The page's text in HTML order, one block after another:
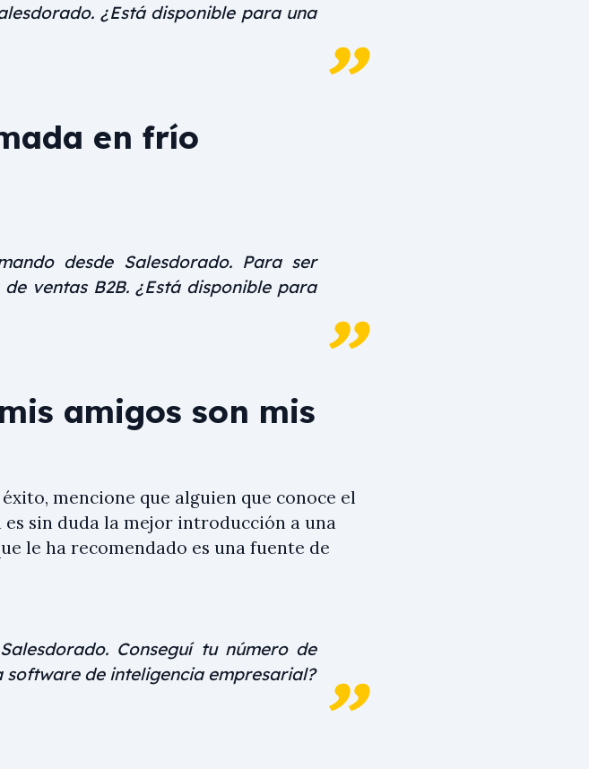
¿Está disponible para una
en frío
desde Salesdorado. Para ser
ventas B2B. ¿Está disponible para
amigos son mis
mencione que alguien que conoce el
sin duda la mejor introducción a una
le ha recomendado es una fuente de
Conseguí tu número de
software de inteligencia empresarial?